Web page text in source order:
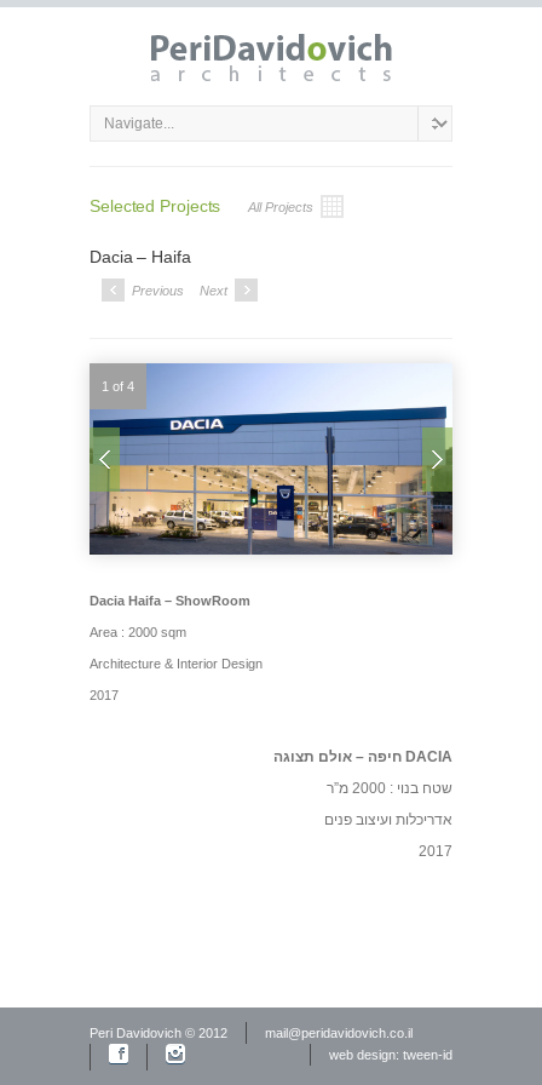
Selected Projects All Projects
Dacia – Haifa
Previous Next
1 of 4
Dacia Haifa – ShowRoom
Area : 2000 sqm
Architecture & Interior Design
2017
DACIA חיפה – אולם תצוגה
שטח בנוי : 2000 מ”ר
אדריכלות ועיצוב פנים
2017
Peri Davidovich © 2012
mail@peridavidovich.co.il
web design: tween-id